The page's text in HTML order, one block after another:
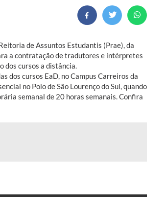
de Assuntos Estudantis (Prae), da
a contratação de tradutores e intérpretes
cursos a distância.
dos cursos EaD, no Campus Carreiros da
no Polo de São Lourenço do Sul, quando
semanal de 20 horas semanais. Confira